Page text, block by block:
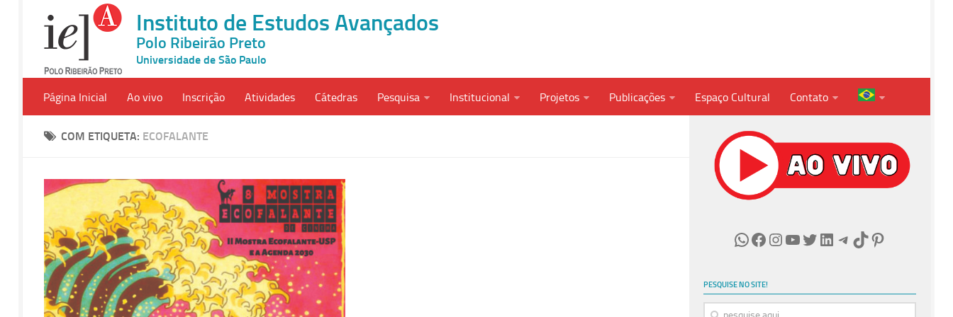
Instituto de Estudos Avançados
Polo Ribeirão Preto
Universidade de São Paulo
Página Inicial Ao vivo Inscrição Atividades Cátedras Pesquisa Institucional Projetos Publicações Espaço Cultural Contato
COM ETIQUETA: ECOFALANTE
WhatsApp
Facebook
Instagram
Youtube
Twitter
LinkedIn
Telegram
TikTokPinterest
PESQUISE NO SITE!